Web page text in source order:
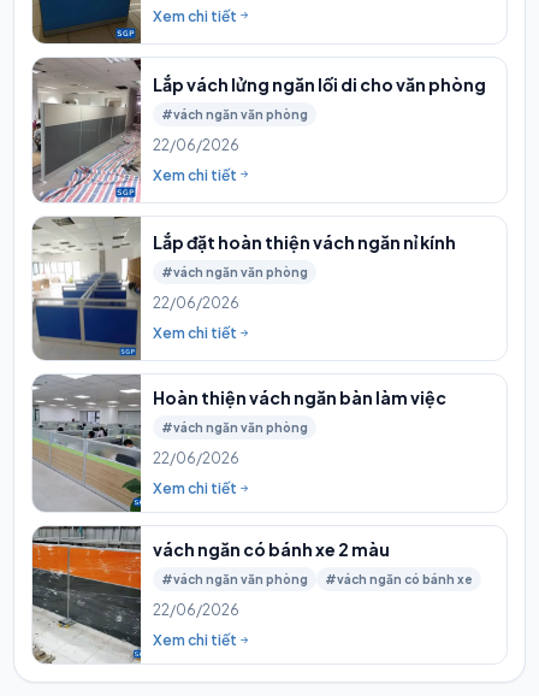
Xem chi tiết
Lắp vách lửng ngăn lối di cho văn phòng
#vách ngăn văn phòng
22/06/2026
Xem chi tiết
Lắp đặt hoàn thiện vách ngăn nỉ kính
#vách ngăn văn phòng
22/06/2026
Xem chi tiết
Hoàn thiện vách ngăn bàn làm việc
#vách ngăn văn phòng
22/06/2026
Xem chi tiết
vách ngăn có bánh xe 2 màu
#vách ngăn văn phòng #vách ngăn có bánh xe
22/06/2026
Xem chi tiết